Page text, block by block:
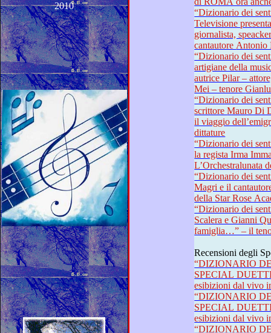
2010
“Dizionario dei sentimenti”:
Televisione presentano: il fiume della Musica –
giornalista, speacker
cantautore
“Dizionario dei sentimenti”:
artigiane della musica e del teatro – cantante ed
autrice Pilar – attore,
Mei –
“Dizionario dei sentimenti”:
scrittore Mauro Di Domenico – la forza della musica:
il viaggio dell’emigrazione e la
dittature
“Dizionario dei sentimenti”:
la regista Irma Immacolata Palazzo –
“Dizionario dei
Magri e il cantautore Gianluca Rebuzzi – I talenti
della Star Rose
“Dizionario dei
Scalera e Gianni Quinto di “Travolti da un’insolita
Recensioni degli
“DIZIONARIO
SPECIAL DUETTI
“DIZIONARIO
SPECIAL DUETTI
“DIZIONARIO